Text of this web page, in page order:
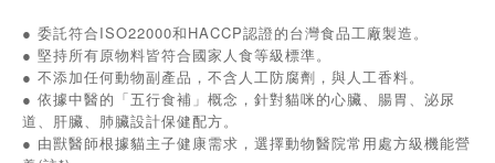
● 委託符合ISO22000和HACCP認證的台灣食品工廠製造。
● 堅持所有原物料皆符合國家人食等級標準。
● 不添加任何動物副產品，不含人工防腐劑，與人工香料。
● 依據中醫的「五行食補」概念，針對貓咪的心臟、腸胃、泌尿
道、肝臟、肺臟設計保健配方。
● 由獸醫師根據貓主子健康需求，選擇動物醫院常用處方級機能營